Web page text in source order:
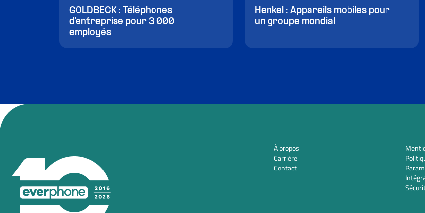
GOLDBECK : Téléphones
d'entreprise pour 3 000
employés
Henkel : Appareils mobiles pour
un groupe mondial
À propos
Carrière
Contact